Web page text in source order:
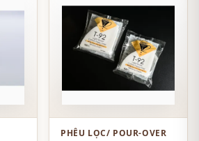
PHỄU LỌC/ POUR-OVER